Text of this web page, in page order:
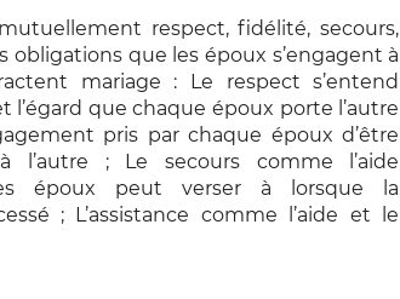
respect, fidélité, secours,
obligations que les époux s’engagent à
mariage : Le respect s’entend
l’égard que chaque époux porte l’autre
pris par chaque époux d’être
l’autre ; Le secours comme l’aide
époux peut verser à lorsque la
; L’assistance comme l’aide et le